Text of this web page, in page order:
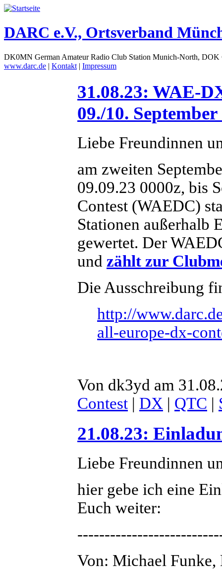
DARC e.V., Ortsverband
DK0MN German Amateur Radio Club Station Munich-North,
www.darc.de | Kontakt | Impressum
31.08.23: WAE-
09./10. September
Liebe Freundinnen
am zweiten
09.09.23 0000z, bis
Contest (WAEDC)
Stationen außerhalb
gewertet. Der
und zählt zur
Die Ausschreibung
http://
all-europe-dx-
Von dk3yd am
Contest | DX | QTC |
21.08.23:
Liebe Freundinnen
hier gebe ich eine
Euch weiter:
Von: Michael